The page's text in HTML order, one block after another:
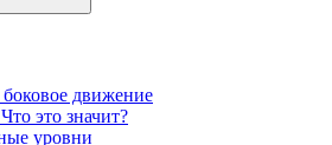
движение
это значит?
уровни